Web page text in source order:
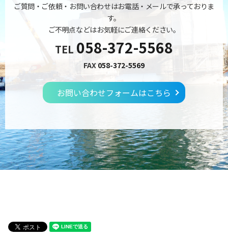
ご質問・ご依頼・お問い合わせはお電話・メールで承っておりま
す。
ご不明点などはお気軽にご連絡ください。
TEL 058-372-5568
FAX 058-372-5569
お問い合わせフォームはこちら